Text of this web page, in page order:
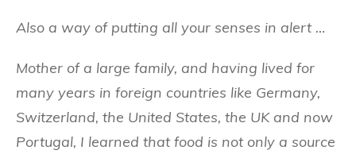
Also a way of putting all your senses in alert …
Mother of a large family, and having lived for
many years in foreign countries like Germany,
Switzerland, the United States, the UK and now
Portugal, I learned that food is not only a source